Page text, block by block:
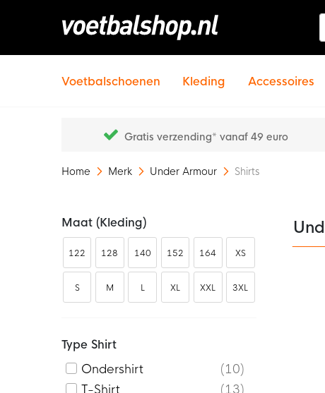
Voetbalschoenen Kleding Accessoires
Gratis verzending* vanaf 49 euro
Home Merk Under Armour Shirts
Maat (kleding)
122 128 140 152 164 XS
S M L XL XXL 3XL
Type Shirt
Ondershirt
10